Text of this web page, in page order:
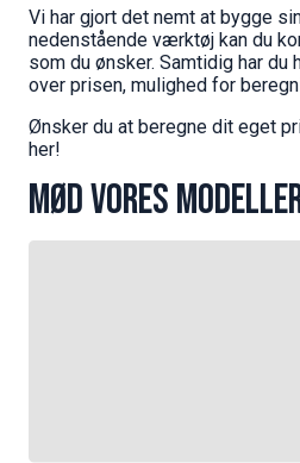
Vi har gjort det nemt at bygge
nedenstående værktøj kan du
som du ønsker. Samtidig har
over prisen, mulighed for
Ønsker du at beregne dit eget
her!
Mød vores